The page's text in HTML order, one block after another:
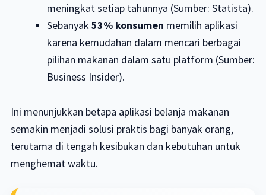
meningkat setiap tahunnya (Sumber: Statista).
Sebanyak53% konsumen memilih aplikasi
karena kemudahan dalam mencari berbagai
pilihan makanan dalam satu platform (Sumber:
Business Insider).
Ini menunjukkan betapa aplikasi belanja makanan
semakin menjadi solusi praktis bagi banyak orang,
terutama di tengah kesibukan dan kebutuhan untuk
menghemat waktu.